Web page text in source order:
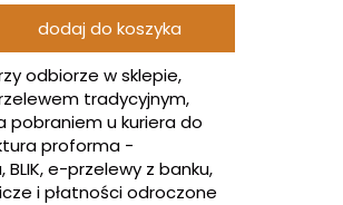
dodaj do koszyka
odbiorze w sklepie,
tradycyjnym,
pobraniem u kuriera do
proforma -
BLIK, e-przelewy z banku,
i płatności odroczone